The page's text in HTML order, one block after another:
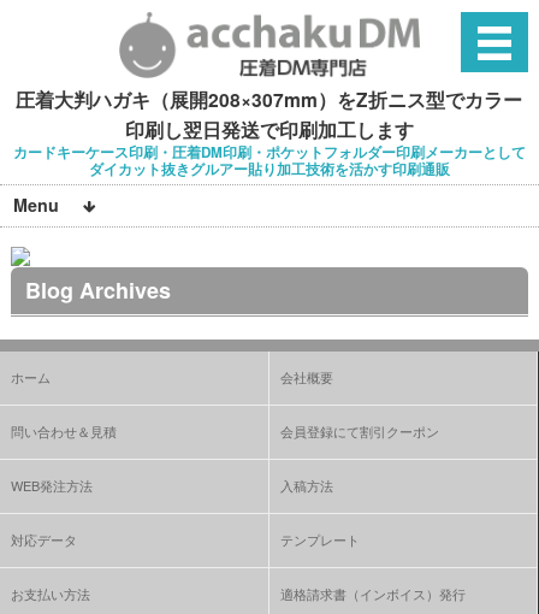
圧着大判ハガキ（展開208×307mm）をZ折ニス型でカラー
印刷し翌日発送で印刷加工します
カードキーケース印刷・圧着DM印刷・ポケットフォルダー印刷メーカーとして
ダイカット抜きグルアー貼り加工技術を活かす印刷通販
Menu
Blog Archives
ホーム 会社概要
問い合わせ＆見積 会員登録にて割引クーポン
WEB発注方法 入稿方法
対応データ テンプレート
お支払い方法 適格請求書（インボイス）発行